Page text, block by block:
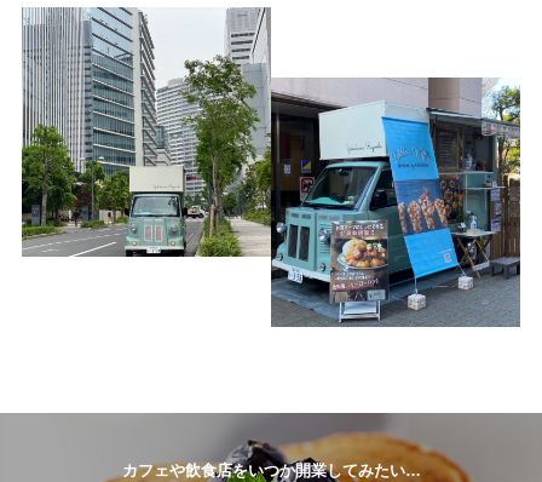
カフェや飲食店をいつか開業してみたい…